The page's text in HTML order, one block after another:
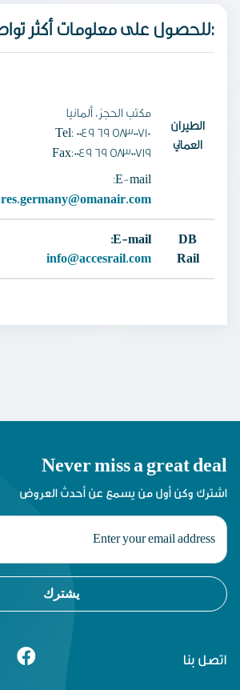
للحصول على معلومات أكثر تواصل على:
الطيران
العماني
مكتب الحجز، ألمانيا
Tel: 0049 69 58300710
Fax:0049 69 58300719
E-mail:
res.germany@omanair.com
DB
Rail
E-mail:
info@accesrail.com
Never miss a great deal
اشترك وكن أول من يسمع عن أحدث العروض
يشترك
اتصل بنا